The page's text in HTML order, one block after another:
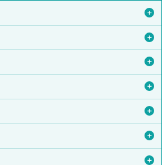
＋
＋
＋
＋
＋
＋
＋